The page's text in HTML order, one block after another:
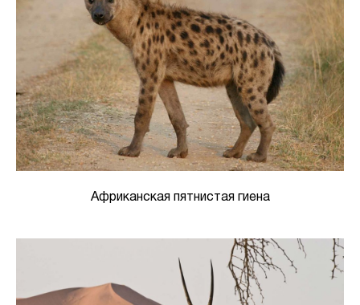
Африканская пятнистая гиена